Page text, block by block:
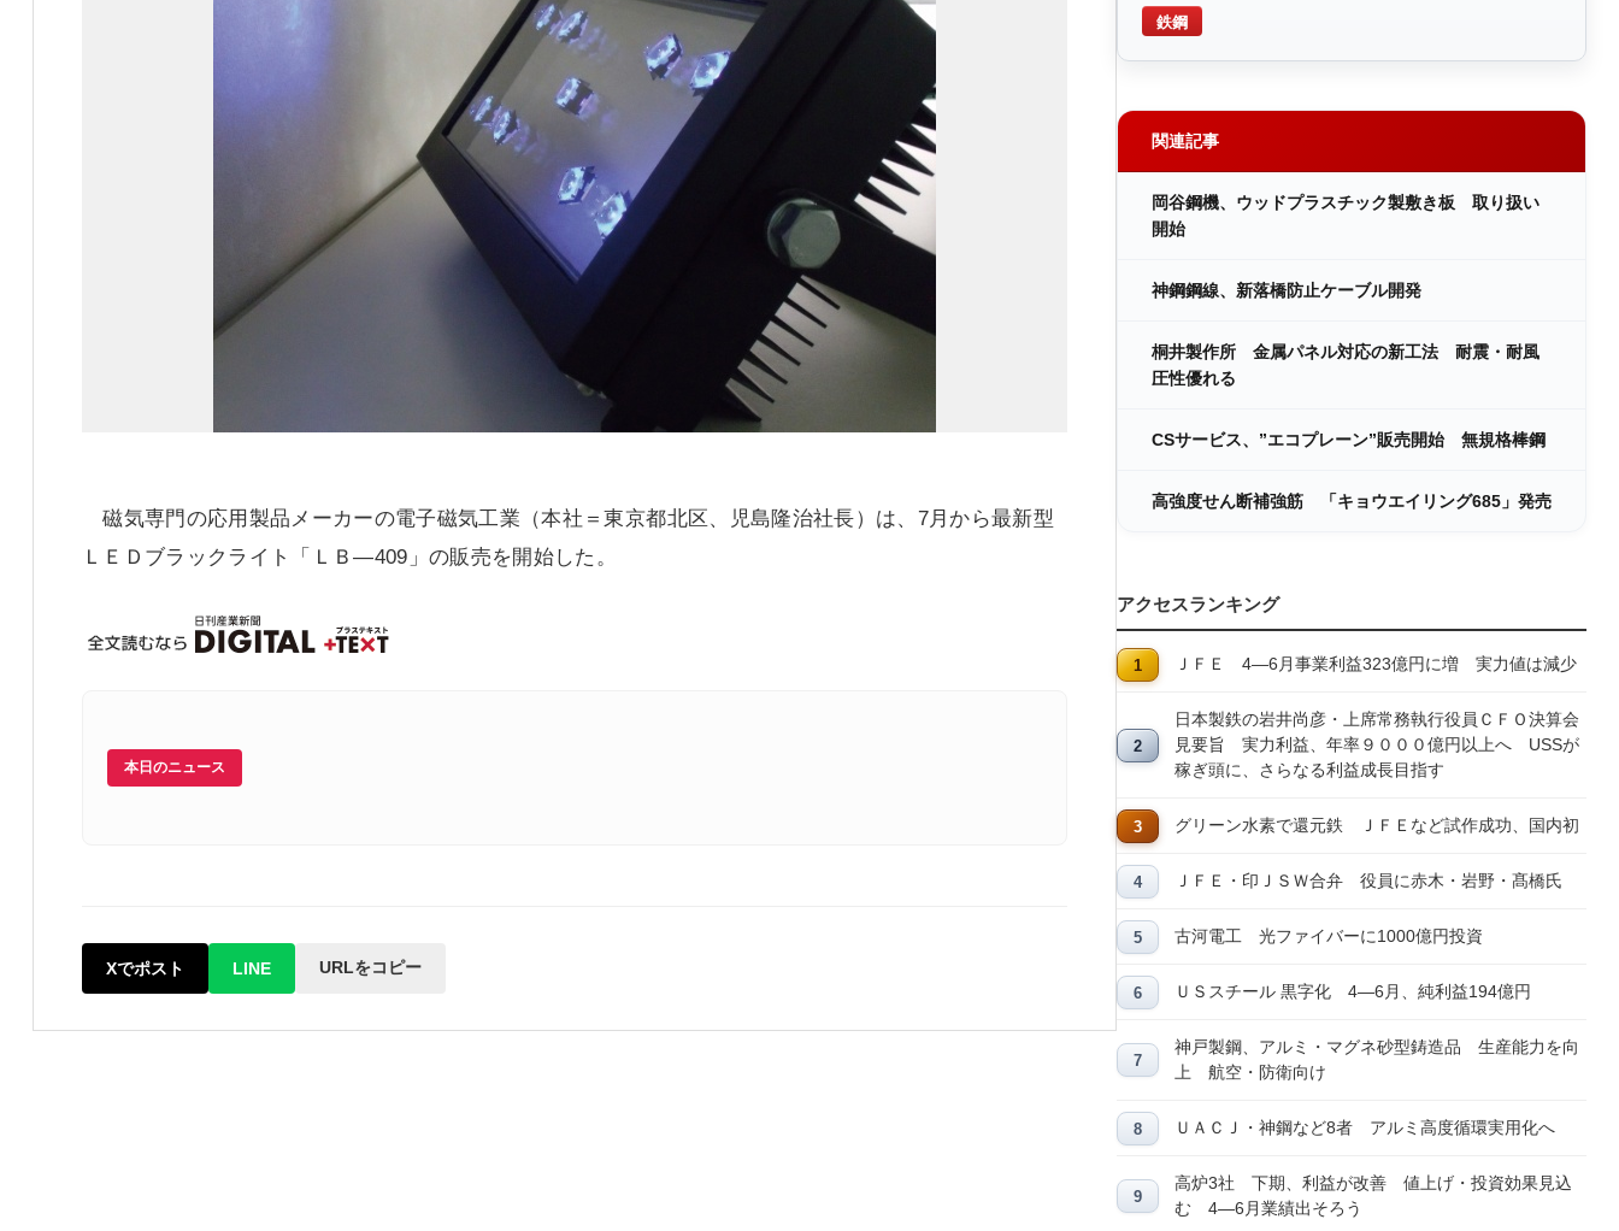
磁気専門の応用製品メーカーの電子磁気工業（本社＝東京都北区、児島隆治社長）は、7月から最新型
ＬＥＤブラックライト「ＬＢ―409」の販売を開始した。
本日のニュース
Xでポスト LINE URLをコピー
鉄鋼
関連記事
岡谷鋼機、ウッドプラスチック製敷き板 取り扱い
開始
神鋼鋼線、新落橋防止ケーブル開発
桐井製作所 金属パネル対応の新工法 耐震・耐風
圧性優れる
CSサービス、”エコプレーン”販売開始 無規格棒鋼
高強度せん断補強筋 「キョウエイリング685」発売
アクセスランキング
ＪＦＥ 4―6月事業利益323億円に増 実力値は減少
日本製鉄の岩井尚彦・上席常務執行役員ＣＦＯ決算会
見要旨 実力利益、年率９０００億円以上へ USSが
稼ぎ頭に、さらなる利益成長目指す
グリーン水素で還元鉄 ＪＦＥなど試作成功、国内初
ＪＦＥ・印ＪＳＷ合弁 役員に赤木・岩野・髙橋氏
古河電工 光ファイバーに1000億円投資
ＵＳスチール 黒字化 4―6月、純利益194億円
神戸製鋼、アルミ・マグネ砂型鋳造品 生産能力を向
上 航空・防衛向け
ＵＡＣＪ・神鋼など8者 アルミ高度循環実用化へ
高炉3社 下期、利益が改善 値上げ・投資効果見込
む 4―6月業績出そろう